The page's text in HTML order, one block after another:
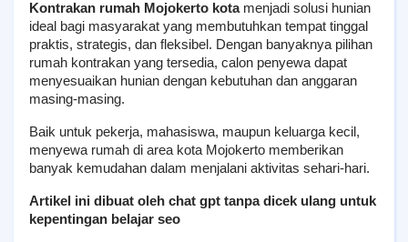
Kontrakan rumah Mojokerto kota menjadi solusi hunian
ideal bagi masyarakat yang membutuhkan tempat tinggal
praktis, strategis, dan fleksibel. Dengan banyaknya pilihan
rumah kontrakan yang tersedia, calon penyewa dapat
menyesuaikan hunian dengan kebutuhan dan anggaran
masing-masing.
Baik untuk pekerja, mahasiswa, maupun keluarga kecil,
menyewa rumah di area kota Mojokerto memberikan
banyak kemudahan dalam menjalani aktivitas sehari-hari.
Artikel ini dibuat oleh chat gpt tanpa dicek ulang untuk
kepentingan belajar seo